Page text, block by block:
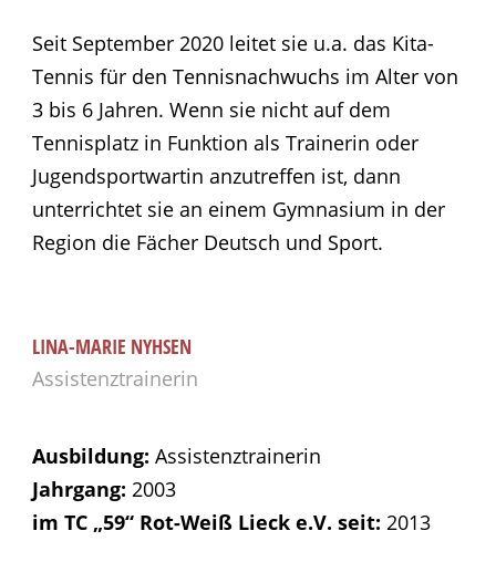
Seit September 2020 leitet sie u.a. das Kita-
Tennis für den Tennisnachwuchs im Alter von
3 bis 6 Jahren. Wenn sie nicht auf dem
Tennisplatz in Funktion als Trainerin oder
Jugendsportwartin anzutreffen ist, dann
unterrichtet sie an einem Gymnasium in der
Region die Fächer Deutsch und Sport.
LINA-MARIE NYHSEN
Assistenztrainerin
Ausbildung: Assistenztrainerin
Jahrgang: 2003
im TC „59“ Rot-Weiß Lieck e.V. seit: 2013